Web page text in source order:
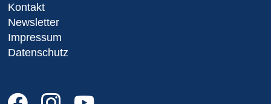
Kontakt
Newsletter
Impressum
Datenschutz